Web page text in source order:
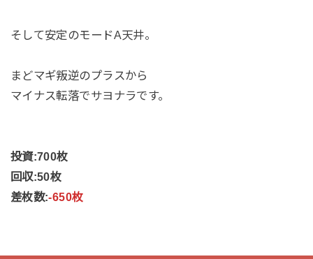
そして安定のモードA天井。
まどマギ叛逆のプラスから
マイナス転落でサヨナラです。
投資:700枚
回収:50枚
差枚数:-650枚